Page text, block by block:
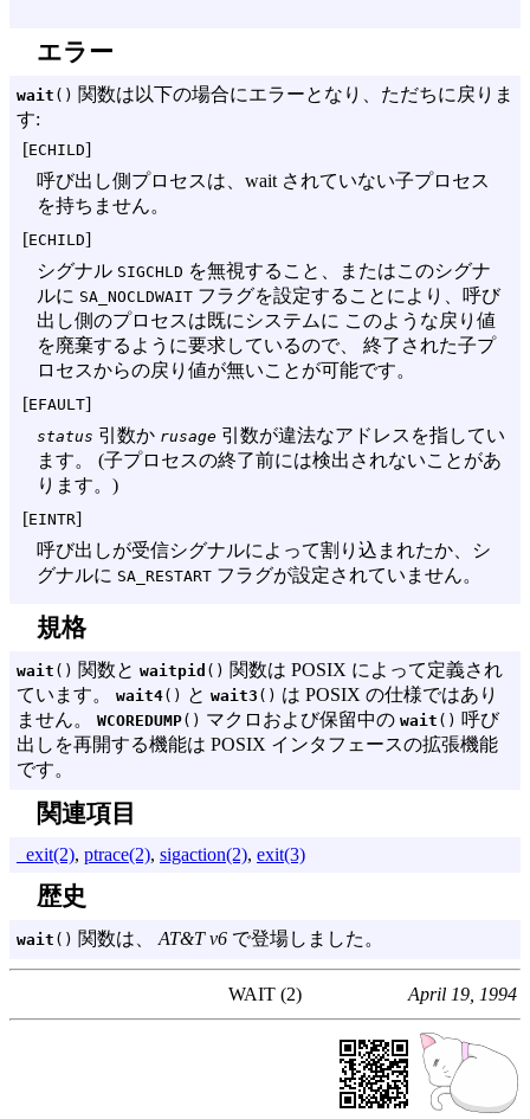
エラー
wait () 関数は以下の場合にエラーとなり、ただちに戻りま
す:
[ECHILD]
呼び出し側プロセスは、wait されていない子プロセス
を持ちません。
[ECHILD]
シグナル SIGCHLD を無視すること、またはこのシグナ
ルに SA_NOCLDWAIT フラグを設定することにより、呼び
出し側のプロセスは既にシステムに このような戻り値
を廃棄するように要求しているので、 終了された子プ
ロセスからの戻り値が無いことが可能です。
[EFAULT]
status 引数か rusage 引数が違法なアドレスを指してい
ます。 (子プロセスの終了前には検出されないことがあ
ります。)
[EINTR]
呼び出しが受信シグナルによって割り込まれたか、シ
グナルに SA_RESTART フラグが設定されていません。
規格
wait () 関数と waitpid () 関数は POSIX によって定義され
ています。 wait4() と wait3 () は POSIX の仕様ではあり
ません。 WCOREDUMP() マクロおよび保留中の wait () 呼び
出しを再開する機能は POSIX インタフェースの拡張機能
です。
関連項目
_exit(2), ptrace(2), sigaction(2), exit(3)
歴史
wait () 関数は、 AT&T v6 で登場しました。
WAIT (2) April 19, 1994